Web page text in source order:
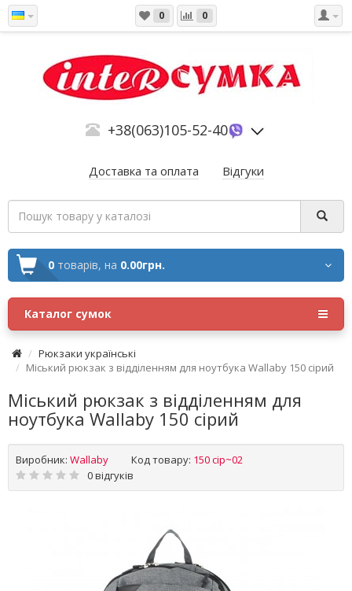
0 0
+38(063)105-52-40
Доставка та оплата Відгуки
0 товарів, на 0.00грн.
Каталог сумок
Рюкзаки українські
Міський рюкзак з відділенням для ноутбука Wallaby 150 сірий
Міський рюкзак з відділенням для
ноутбука Wallaby 150 сірий
Виробник: Wallaby Код товару: 150 сір~02
0 відгуків